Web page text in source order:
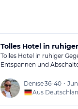
Tolles Hotel in
Tolles Hotel in ruhiger
Entspannen und
Denise36-40 •
Aus